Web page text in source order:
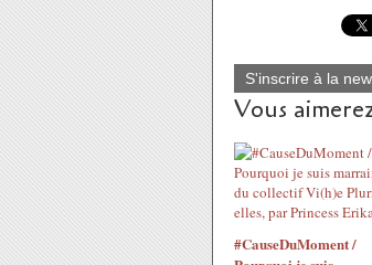
S'inscrire à la
Vous
#CauseDuMoment /